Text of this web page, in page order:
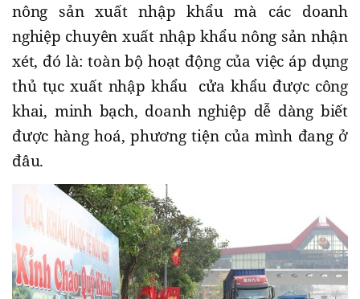
nông sản xuất nhập khẩu mà các doanh
nghiệp chuyên xuất nhập khẩu nông sản nhận
xét, đó là: toàn bộ hoạt động của việc áp dụng
thủ tục xuất nhập khẩu cửa khẩu được công
khai, minh bạch, doanh nghiệp dễ dàng biết
được hàng hoá, phương tiện của mình đang ở
đâu.